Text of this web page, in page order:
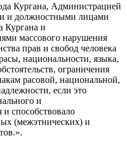
Кургана, Администрацией
и должностными лицами
Кургана и
массового нарушения
прав и свобод человека
национальности, языка,
ограничения
расовой, национальной,
если это
и
и способствовало
(межэтнических) и